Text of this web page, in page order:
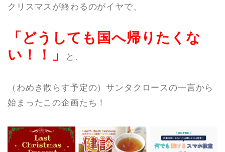
クリスマスが終わるのがイヤで、
「どうしても国へ帰りたくな
い！！」
と、
（わめき散らす予定の）サンタクロースの一言から
始まったこの企画たち！